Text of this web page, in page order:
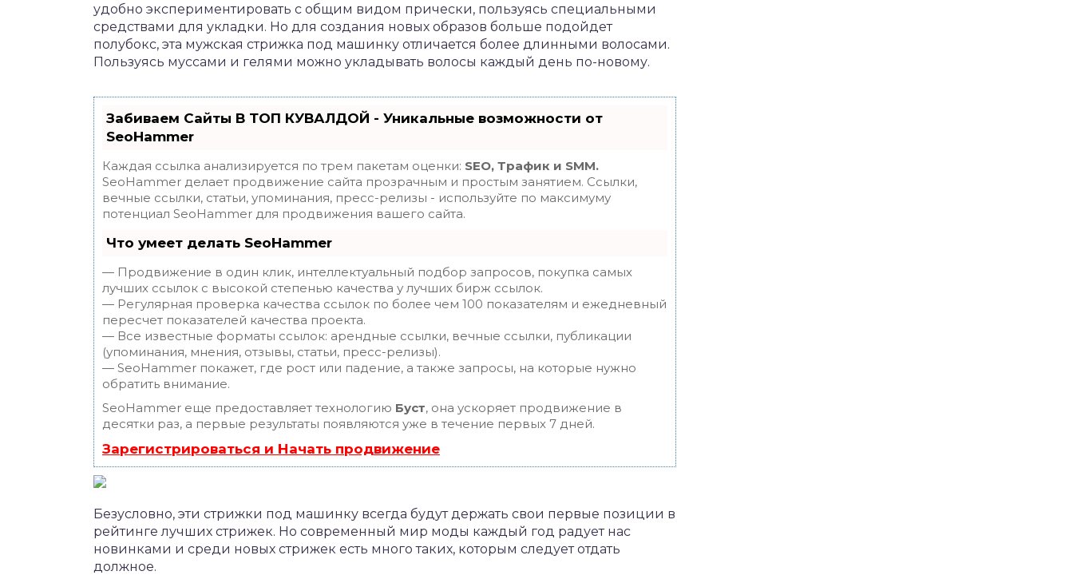
удобно экспериментировать с общим видом прически, пользуясь специальными
средствами для укладки. Но для создания новых образов больше подойдет
полубокс, эта мужская стрижка под машинку отличается более длинными волосами.
Пользуясь муссами и гелями можно укладывать волосы каждый день по-новому.
Забиваем Сайты В ТОП КУВАЛДОЙ - Уникальные возможности от
SeoHammer
Каждая ссылка анализируется по трем пакетам оценки: SEO, Трафик и SMM.
SeoHammer делает продвижение сайта прозрачным и простым занятием. Ссылки,
вечные ссылки, статьи, упоминания, пресс-релизы - используйте по максимуму
потенциал SeoHammer для продвижения вашего сайта.
Что умеет делать SeoHammer
— Продвижение в один клик, интеллектуальный подбор запросов, покупка самых
лучших ссылок с высокой степенью качества у лучших бирж ссылок.
— Регулярная проверка качества ссылок по более чем 100 показателям и ежедневный
пересчет показателей качества проекта.
— Все известные форматы ссылок: арендные ссылки, вечные ссылки, публикации
(упоминания, мнения, отзывы, статьи, пресс-релизы).
— SeoHammer покажет, где рост или падение, а также запросы, на которые нужно
обратить внимание.
SeoHammer еще предоставляет технологию Буст, она ускоряет продвижение в
десятки раз, а первые результаты появляются уже в течение первых 7 дней.
Зарегистрироваться и Начать продвижение
Безусловно, эти стрижки под машинку всегда будут держать свои первые позиции в
рейтинге лучших стрижек. Но современный мир моды каждый год радует нас
новинками и среди новых стрижек есть много таких, которым следует отдать
должное.